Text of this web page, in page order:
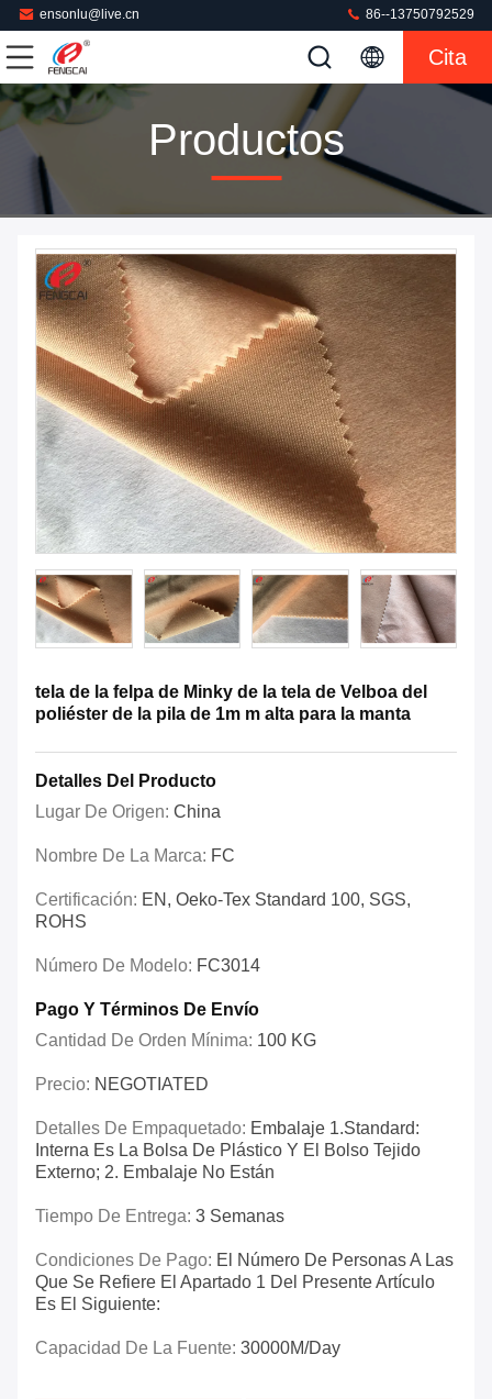
ensonlu@live.cn 86--13750792529
Cita
Productos
tela de la felpa de Minky de la tela de Velboa del
poliéster de la pila de 1m m alta para la manta
Detalles Del Producto
Lugar De Origen: China
Nombre De La Marca: FC
Certificación: EN, Oeko-Tex Standard 100, SGS,
ROHS
Número De Modelo: FC3014
Pago Y Términos De Envío
Cantidad De Orden Mínima: 100 KG
Precio: NEGOTIATED
Detalles De Empaquetado: Embalaje 1.Standard:
Interna Es La Bolsa De Plástico Y El Bolso Tejido
Externo; 2. Embalaje No Están
Tiempo De Entrega: 3 Semanas
Condiciones De Pago: El Número De Personas A Las
Que Se Refiere El Apartado 1 Del Presente Artículo
Es El Siguiente:
Capacidad De La Fuente: 30000M/day